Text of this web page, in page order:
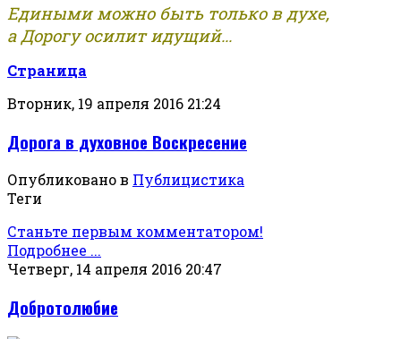
Едиными можно быть только в духе,
а Дорогу осилит идущий...
Страница
Вторник, 19 апреля 2016 21:24
Дорога в духовное Воскресение
Опубликовано в Публицистика
Теги
Станьте первым комментатором!
Подробнее ...
Четверг, 14 апреля 2016 20:47
Добротолюбие